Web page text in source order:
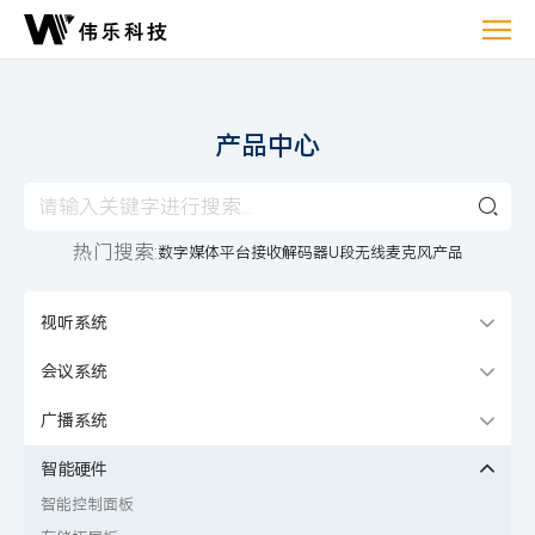
产品中心
热门搜索:数字媒体平台接收解码器U段无线麦克风产品
视听系统
会议系统
广播系统
智能硬件
智能控制面板